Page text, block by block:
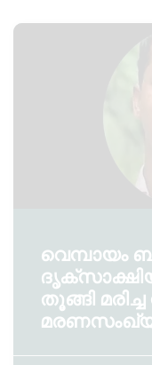
വെമ്പായം
തൂങ്ങി
മരണസംഖ്യ